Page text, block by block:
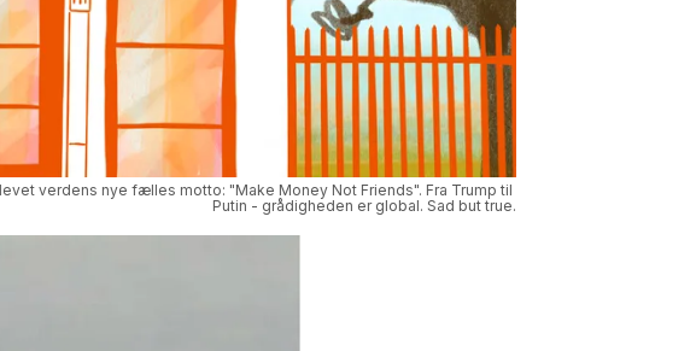
verdens nye fælles motto: "Make Money Not Friends". Fra Trump til
Putin - grådigheden er global. Sad but true.